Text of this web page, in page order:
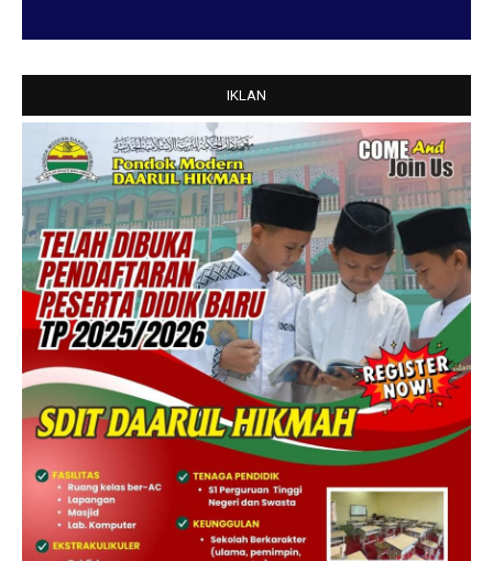
IKLAN